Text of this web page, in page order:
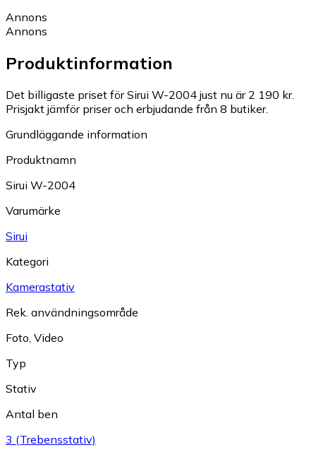
Annons
Annons
Produktinformation
Det billigaste priset för Sirui W-2004 just nu är 2 190 kr.
Prisjakt jämför priser och erbjudande från 8 butiker.
Grundläggande information
Produktnamn
Sirui W-2004
Varumärke
Sirui
Kategori
Kamerastativ
Rek. användningsområde
Foto, Video
Typ
Stativ
Antal ben
3 (Trebensstativ)